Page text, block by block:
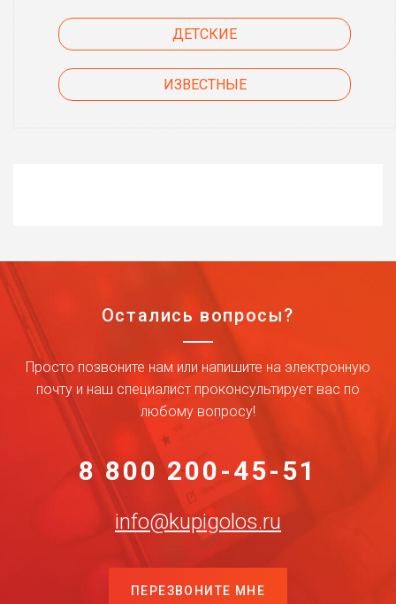
ДЕТСКИЕ
ИЗВЕСТНЫЕ
Остались вопросы?
Просто позвоните нам или напишите на электронную
почту и наш специалист проконсультирует вас по
любому вопросу!
8 800 200-45-51
info@kupigolos.ru
ПЕРЕЗВОНИТЕ МНЕ